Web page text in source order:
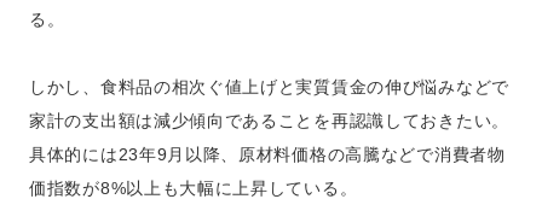
る。
しかし、食料品の相次ぐ値上げと実質賃金の伸び悩みなどで
家計の支出額は減少傾向であることを再認識しておきたい。
具体的には23年9月以降、原材料価格の高騰などで消費者物
価指数が8%以上も大幅に上昇している。